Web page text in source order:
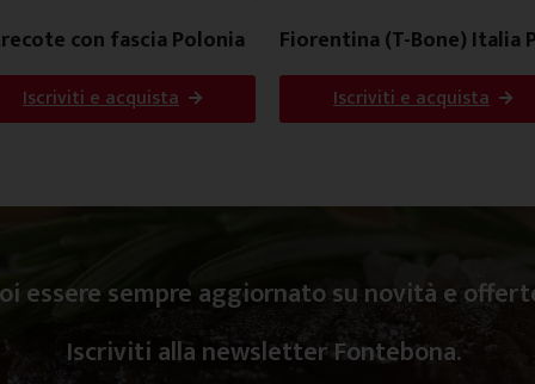
con fascia Polonia
Iscriviti e acquista
Fiorentina (T-Bone) Italia
Iscriviti e acquista
essere sempre aggiornato su novità e
Iscriviti alla newsletter Fontebona.